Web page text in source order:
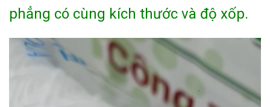
phẳng có cùng kích thước và độ xốp.